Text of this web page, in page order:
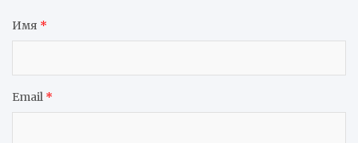
Имя *
Email *